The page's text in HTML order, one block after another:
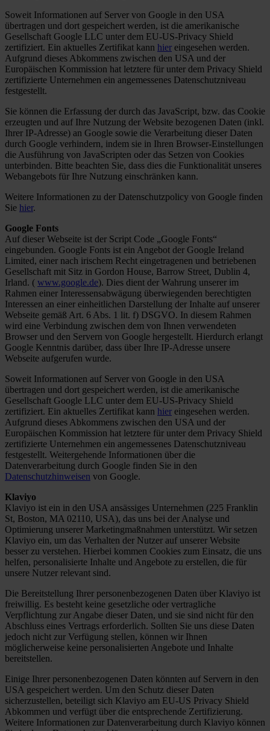
Soweit Informationen auf Server von Google in den USA
übertragen und dort gespeichert werden, ist die amerikanische
Gesellschaft Google LLC unter dem EU-US-Privacy Shield
zertifiziert. Ein aktuelles Zertifikat kann hier eingesehen werden.
Aufgrund dieses Abkommens zwischen den USA und der
Europäischen Kommission hat letztere für unter dem Privacy Shield
zertifizierte Unternehmen ein angemessenes Datenschutzniveau
festgestellt.
Sie können die Erfassung der durch das JavaScript, bzw. das Cookie
erzeugten und auf Ihre Nutzung der Website bezogenen Daten (inkl.
Ihrer IP-Adresse) an Google sowie die Verarbeitung dieser Daten
durch Google verhindern, indem sie in Ihren Browser-Einstellungen
die Ausführung von JavaScripten oder das Setzen von Cookies
unterbinden. Bitte beachten Sie, dass dies die Funktionalität unseres
Webangebots für Ihre Nutzung einschränken kann.
Weitere Informationen zu der Datenschutzpolicy von Google finden
Sie hier.
Google Fonts
Auf dieser Webseite ist der Script Code „Google Fonts“
eingebunden. Google Fonts ist ein Angebot der Google Ireland
Limited, einer nach irischem Recht eingetragenen und betriebenen
Gesellschaft mit Sitz in Gordon House, Barrow Street, Dublin 4,
Irland. ( www.google.de). Dies dient der Wahrung unserer im
Rahmen einer Interessensabwägung überwiegenden berechtigten
Interessen an einer einheitlichen Darstellung der Inhalte auf unserer
Webseite gemäß Art. 6 Abs. 1 lit. f) DSGVO. In diesem Rahmen
wird eine Verbindung zwischen dem von Ihnen verwendeten
Browser und den Servern von Google hergestellt. Hierdurch erlangt
Google Kenntnis darüber, dass über Ihre IP-Adresse unsere
Webseite aufgerufen wurde.
Soweit Informationen auf Server von Google in den USA
übertragen und dort gespeichert werden, ist die amerikanische
Gesellschaft Google LLC unter dem EU-US-Privacy Shield
zertifiziert. Ein aktuelles Zertifikat kann hier eingesehen werden.
Aufgrund dieses Abkommens zwischen den USA und der
Europäischen Kommission hat letztere für unter dem Privacy Shield
zertifizierte Unternehmen ein angemessenes Datenschutzniveau
festgestellt. Weitergehende Informationen über die
Datenverarbeitung durch Google finden Sie in den
Datenschutzhinweisen von Google.
Klaviyo
Klaviyo ist ein in den USA ansässiges Unternehmen (225 Franklin
St, Boston, MA 02110, USA), das uns bei der Analyse und
Optimierung unserer Marketingmaßnahmen unterstützt. Wir setzen
Klaviyo ein, um das Verhalten der Nutzer auf unserer Website
besser zu verstehen. Hierbei kommen Cookies zum Einsatz, die uns
helfen, personalisierte Inhalte und Angebote zu erstellen, die für
unsere Nutzer relevant sind.
Die Bereitstellung Ihrer personenbezogenen Daten über Klaviyo ist
freiwillig. Es besteht keine gesetzliche oder vertragliche
Verpflichtung zur Angabe dieser Daten, und sie sind nicht für den
Abschluss eines Vertrags erforderlich. Sollten Sie uns diese Daten
jedoch nicht zur Verfügung stellen, können wir Ihnen
möglicherweise keine personalisierten Angebote und Inhalte
bereitstellen.
Einige Ihrer personenbezogenen Daten könnten auf Servern in den
USA gespeichert werden. Um den Schutz dieser Daten
sicherzustellen, beteiligt sich Klaviyo am EU-US Privacy Shield
Abkommen und verfügt über die entsprechende Zertifizierung.
Weitere Informationen zur Datenverarbeitung durch Klaviyo können